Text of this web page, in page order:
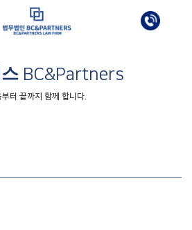
BC&Partners
부터 끝까지 함께 합니다.